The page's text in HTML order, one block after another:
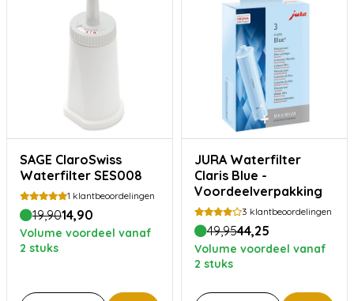
SAGE ClaroSwiss
Waterfilter SES008
1 klantbeoordelingen
19,9014,90
Volume voordeel vanaf
2 stuks
JURA Waterfilter
Claris Blue -
Voordeelverpakking
3 klantbeoordelingen
49,9544,25
Volume voordeel vanaf
2 stuks